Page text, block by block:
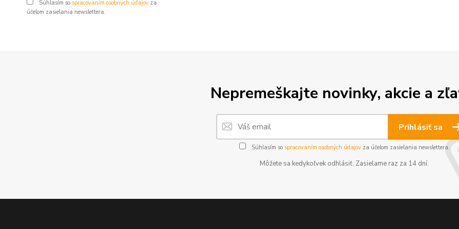
Súhlasím so spracovaním osobných údajov za
účelom zasielania newslettera.
Nepremeškajte novinky, akcie a
Prihlásiť sa
Súhlasím so spracovaním osobných údajovza účelom zasielania newslettera.
Môžete sa kedykoľvek odhlásiť. Zasielame raz za 14 dní.